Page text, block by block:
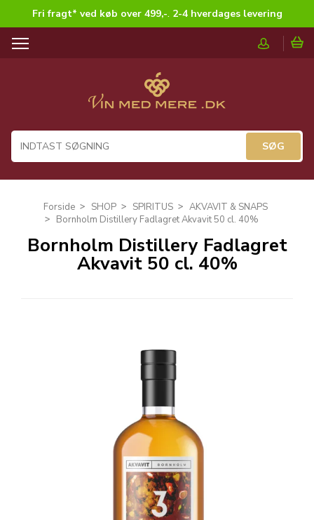
Fri fragt* ved køb over 499,-. 2-4 hverdages levering
T
a
i
Forside SHOP SPIRITUS
AKVAVIT & SNAPS
Bornholm Distillery Fadlagret Akvavit 50 cl. 40%
Bornholm Distillery Fadlagret
Akvavit 50 cl. 40%